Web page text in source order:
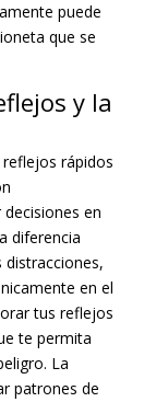
puede
que se
y la
rápidos
en
diferencia
en el
tus reflejos
te permita
La
patrones de